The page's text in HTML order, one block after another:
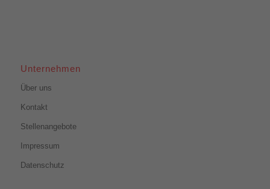
Unternehmen
Über uns
Kontakt
Stellenangebote
Impressum
Datenschutz